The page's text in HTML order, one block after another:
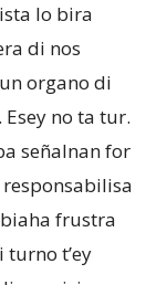
lo bira
di nos
organo di
no ta tur.
señalnan for
frustra
t’ey